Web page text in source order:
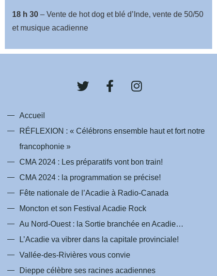
18 h 30 – Vente de hot dog et blé d’Inde, vente de 50/50
et musique acadienne
T
w
t
F
a
b
k
-
f
I
n
a
a
m
Accueil
RÉFLEXION : « Célébrons ensemble haut et fort notre
francophonie »
CMA 2024 : Les préparatifs vont bon train!
CMA 2024 : la programmation se précise!
Fête nationale de l’Acadie à Radio-Canada
Moncton et son Festival Acadie Rock
Au Nord-Ouest : la Sortie branchée en Acadie…
L’Acadie va vibrer dans la capitale provinciale!
Vallée-des-Rivières vous convie
Dieppe célèbre ses racines acadiennes